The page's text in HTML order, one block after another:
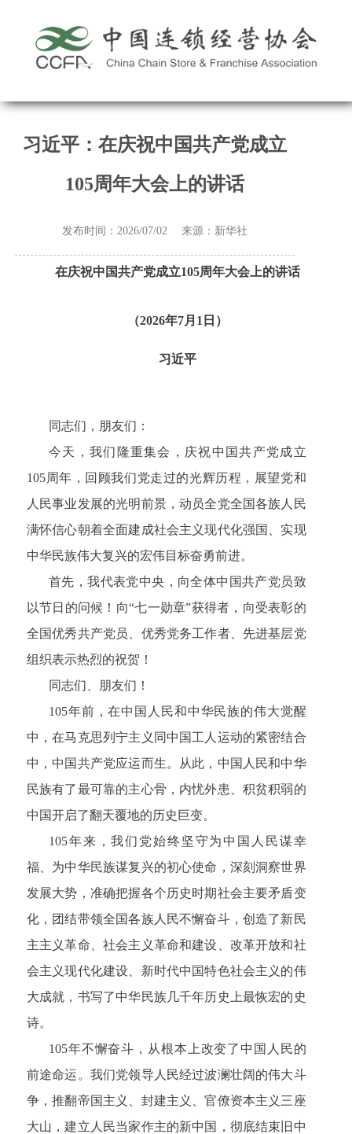
习近平：在庆祝中国共产党成立
105周年大会上的讲话
发布时间：2026/07/02 来源：新华社
在庆祝中国共产党成立105周年大会上的讲话
（2026年7月1日）
习近平
同志们，朋友们：
今天，我们隆重集会，庆祝中国共产党成立
105周年，回顾我们党走过的光辉历程，展望党和
人民事业发展的光明前景，动员全党全国各族人民
满怀信心朝着全面建成社会主义现代化强国、实现
中华民族伟大复兴的宏伟目标奋勇前进。
首先，我代表党中央，向全体中国共产党员致
以节日的问候！向“七一勋章”获得者，向受表彰的
全国优秀共产党员、优秀党务工作者、先进基层党
组织表示热烈的祝贺！
同志们、朋友们！
105年前，在中国人民和中华民族的伟大觉醒
中，在马克思列宁主义同中国工人运动的紧密结合
中，中国共产党应运而生。从此，中国人民和中华
民族有了最可靠的主心骨，内忧外患、积贫积弱的
中国开启了翻天覆地的历史巨变。
105年来，我们党始终坚守为中国人民谋幸
福、为中华民族谋复兴的初心使命，深刻洞察世界
发展大势，准确把握各个历史时期社会主要矛盾变
化，团结带领全国各族人民不懈奋斗，创造了新民
主主义革命、社会主义革命和建设、改革开放和社
会主义现代化建设、新时代中国特色社会主义的伟
大成就，书写了中华民族几千年历史上最恢宏的史
诗。
105年不懈奋斗，从根本上改变了中国人民的
前途命运。我们党领导人民经过波澜壮阔的伟大斗
争，推翻帝国主义、封建主义、官僚资本主义三座
大山，建立人民当家作主的新中国，彻底结束旧中